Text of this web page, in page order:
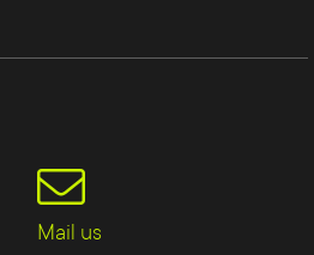
Mail us